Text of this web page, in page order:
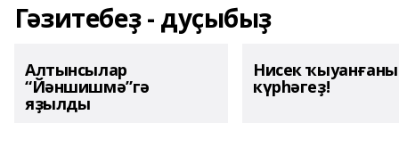
Гәзитебеҙ - дуҫыбыҙ
Алтынсылар
“Йәншишмә”гә
яҙылды
Нисек
күрһәгеҙ!